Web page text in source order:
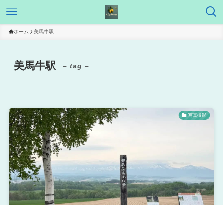
ホーム 美馬牛駅
美馬牛駅 – tag –
写真撮影